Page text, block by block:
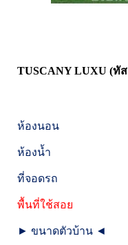
TUSCANY LUXU (ทั
ห้องนอน
ห้องน้ำ
ที่จอดรถ
พื้นที่ใช้สอย
► ขนาดตัวบ้าน ◄